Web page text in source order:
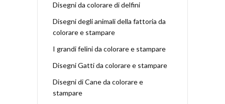
Disegni da colorare di delfini
Disegni degli animali della fattoria da
colorare e stampare
I grandi felini da colorare e stampare
Disegni Gatti da colorare e stampare
Disegni di Cane da colorare e
stampare